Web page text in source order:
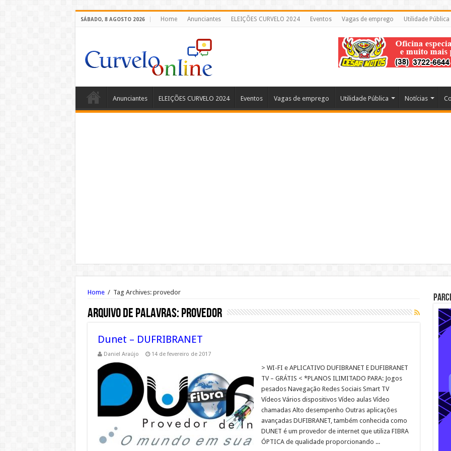
SÁBADO, 8 AGOSTO 2026 Home Anunciantes ELEIÇÕES CURVELO 2024 Eventos Vagas de emprego Utilidade Pública
Anunciantes ELEIÇÕES CURVELO 2024 Eventos Vagas de emprego Utilidade Pública Notícias
Home / Tag Archives: provedor
Arquivo de palavras:provedor
Dunet – DUFRIBRANET
Daniel Araújo 14 de fevereiro de 2017
> WI-FI e APLICATIVO DUFIBRANET E DUFIBRANET
TV – GRÁTIS < *PLANOS ILIMITADO PARA: Jogos
pesados Navegação Redes Sociais Smart TV
Vídeos Vários dispositivos Vídeo aulas​ Vídeo
chamadas Alto desempenho Outras aplicações
avançadas DUFIBRANET, também conhecida como
DUNET é um provedor de internet que utiliza FIBRA
ÓPTICA de qualidade proporcionando ...